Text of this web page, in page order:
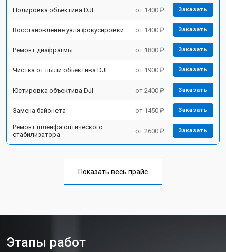
Полировка объектива DJI от 1400 ₽ Заказать
Восстановление узла фокусировки от 1400 ₽ Заказать
Ремонт диафрагмы от 1800 ₽ Заказать
Чистка от пыли объектива DJI от 1900 ₽ Заказать
Юстировка объектива DJI от 2400 ₽ Заказать
Замена байонета от 1450 ₽ Заказать
Ремонт шлейфа оптического
стабилизатора
от 2600 ₽ Заказать
Показать весь прайс
Этапы работ